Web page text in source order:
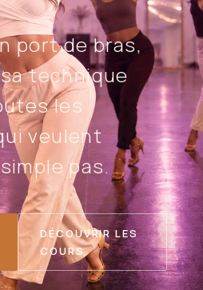
port de bras,
technique
les
veulent
pas.
DÉCOUVRIR LES
COURS